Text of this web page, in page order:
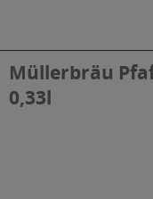
Müllerbräu
0,33l